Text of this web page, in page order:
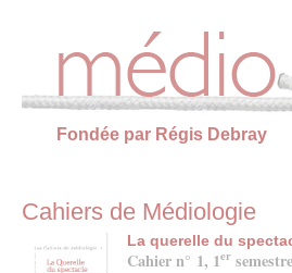
Fondée par Régis Debray
Cahiers de Médiologie
La querelle du
Cahier n° 1, 1er